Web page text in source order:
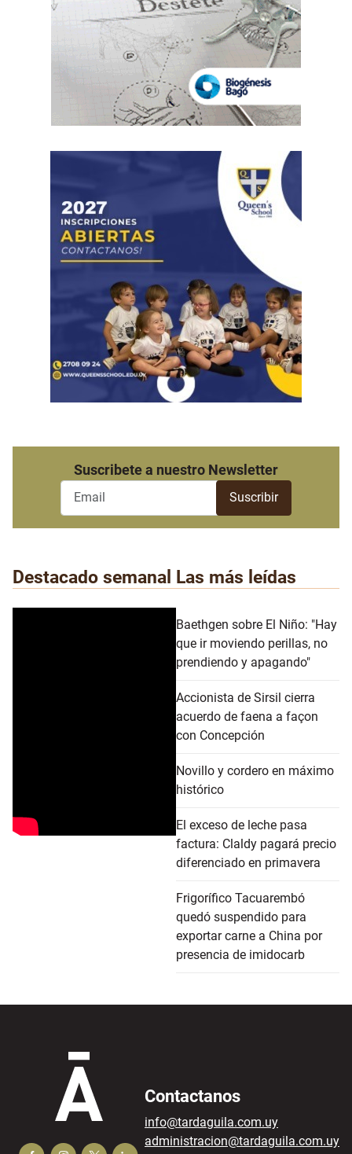
Suscribete a nuestro Newsletter
Destacado semanal Las más leídas
Baethgen sobre El Niño: "Hay
que ir moviendo perillas, no
prendiendo y apagando"
Accionista de Sirsil cierra
acuerdo de faena a façon
con Concepción
Novillo y cordero en máximo
histórico
El exceso de leche pasa
factura: Claldy pagará precio
diferenciado en primavera
Frigorífico Tacuarembó
quedó suspendido para
exportar carne a China por
presencia de imidocarb
Contactanos
info@tardaguila.com.uy
administracion@tardaguila.com.uy